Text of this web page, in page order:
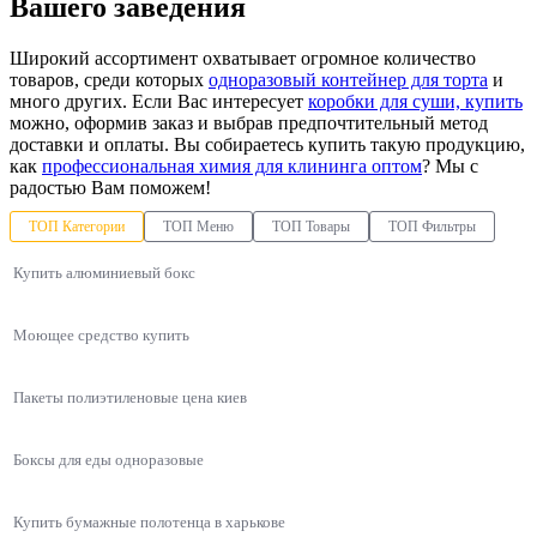
Вашего заведения
Широкий ассортимент охватывает огромное количество
товаров, среди которых одноразовый контейнер для торта и
много других. Если Вас интересует коробки для суши, купить
можно, оформив заказ и выбрав предпочтительный метод
доставки и оплаты. Вы собираетесь купить такую продукцию,
как профессиональная химия для клининга оптом? Мы с
радостью Вам поможем!
ТОП Категории ТОП Меню ТОП Товары ТОП Фильтры
Купить алюминиевый бокс
Моющее средство купить
Пакеты полиэтиленовые цена киев
Боксы для еды одноразовые
Купить бумажные полотенца в харькове